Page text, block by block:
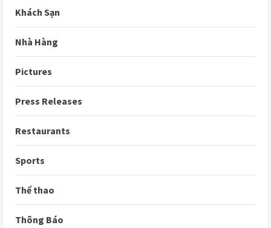
Khách Sạn
Nhà Hàng
Pictures
Press Releases
Restaurants
Sports
Thể thao
Thông Báo